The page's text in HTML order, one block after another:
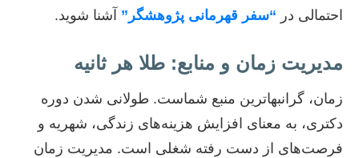
احتمالی در “سفر قهرمانی پژوهشگر” آشنا شوید.
مدیریت زمان و منابع: طلا هر ثانیه
زمان، گرانبهاترین منبع شماست. طولانی شدن دوره
دکتری، به معنای افزایش هزینه‌های زندگی، شهریه و
فرصت‌های از دست رفته شغلی است. مدیریت زمان